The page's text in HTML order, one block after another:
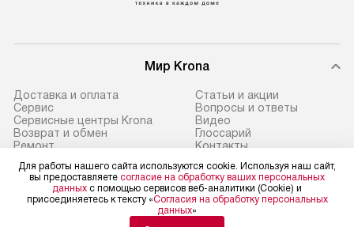
Возможна доставка товаров
Мир Krona
Доставка и оплата
Сервис
Сервисные центры Krona
Возврат и обмен
Ремонт
Статьи и акции
Вопросы и ответы
Видео
Глоссарий
Контакты
Для работы нашего сайта используются cookie. Используя наш сайт,
вы предоставляете согласие на обработку ваших персональных
данных с помощью сервисов веб-аналитики (Cookie) и
присоединяетесь к тексту «Согласия на обработку персональных
данных»